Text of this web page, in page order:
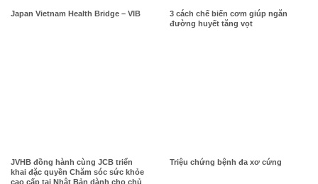
Japan Vietnam Health Bridge – VIB
3 cách chế biến cơm giúp ngăn
đường huyết tăng vọt
JVHB đồng hành cùng JCB triển
khai đặc quyền Chăm sóc sức khỏe
cao cấp tại Nhật Bản dành cho chủ
Triệu chứng bệnh đa xơ cứng